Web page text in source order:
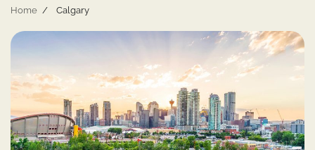
Home Calgary